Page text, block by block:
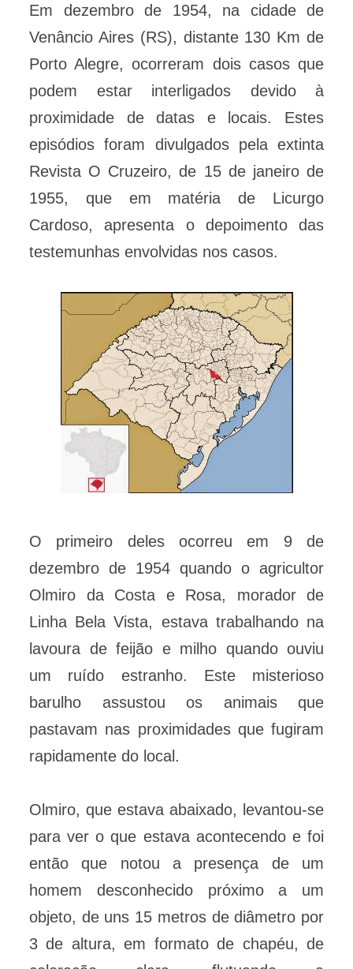
Em dezembro de 1954, na cidade de
Venâncio Aires (RS), distante 130 Km de
Porto Alegre, ocorreram dois casos que
podem estar interligados devido à
proximidade de datas e locais. Estes
episódios foram divulgados pela extinta
Revista O Cruzeiro, de 15 de janeiro de
1955, que em matéria de Licurgo
Cardoso, apresenta o depoimento das
testemunhas envolvidas nos casos.
O primeiro deles ocorreu em 9 de
dezembro de 1954 quando o agricultor
Olmiro da Costa e Rosa, morador de
Linha Bela Vista, estava trabalhando na
lavoura de feijão e milho quando ouviu
um ruído estranho. Este misterioso
barulho assustou os animais que
pastavam nas proximidades que fugiram
rapidamente do local.
Olmiro, que estava abaixado, levantou-se
para ver o que estava acontecendo e foi
então que notou a presença de um
homem desconhecido próximo a um
objeto, de uns 15 metros de diâmetro por
3 de altura, em formato de chapéu, de